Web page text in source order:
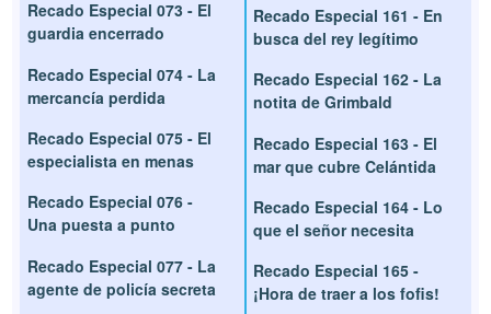
Recado Especial 073 - El
guardia encerrado
Recado Especial 074 - La
mercancía perdida
Recado Especial 075 - El
especialista en menas
Recado Especial 076 -
Una puesta a punto
Recado Especial 077 - La
agente de policía secreta
Recado Especial 161 - En
busca del rey legítimo
Recado Especial 162 - La
notita de Grimbald
Recado Especial 163 - El
mar que cubre Celántida
Recado Especial 164 - Lo
que el señor necesita
Recado Especial 165 -
¡Hora de traer a los fofis!